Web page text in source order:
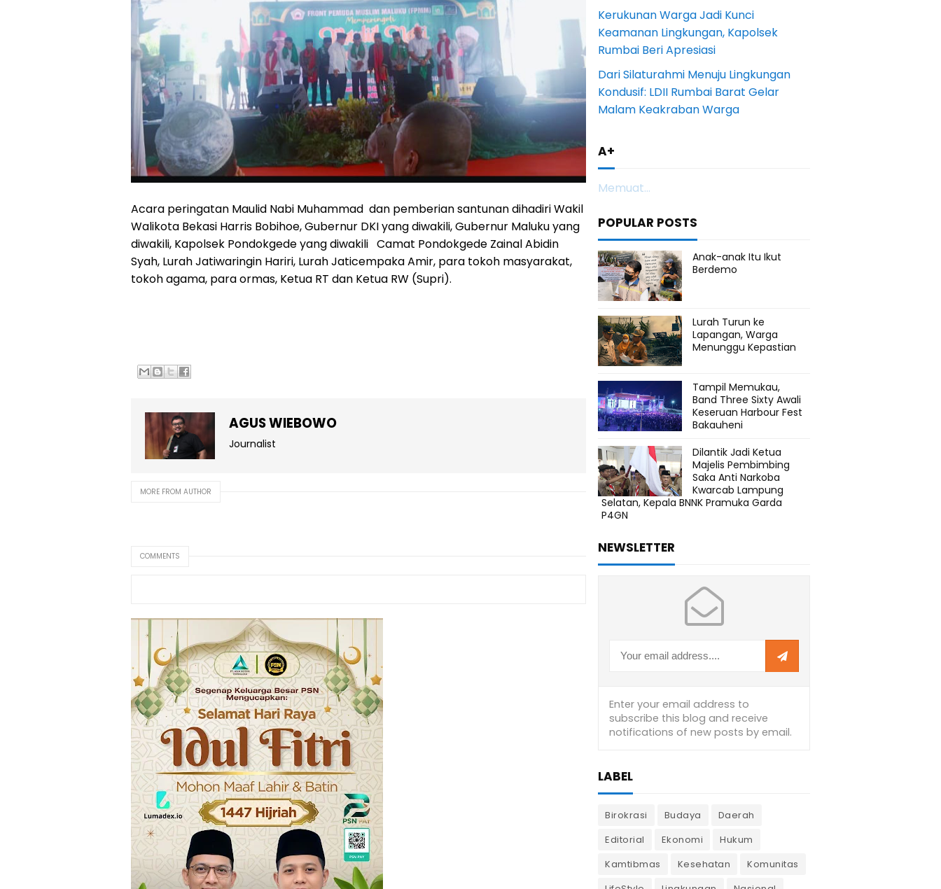
Acara peringatan Maulid Nabi Muhammad dan pemberian santunan dihadiri Wakil
Walikota Bekasi Harris Bobihoe, Gubernur DKI yang diwakili, Gubernur Maluku yang
diwakili, Kapolsek Pondokgede yang diwakili Camat Pondokgede Zainal Abidin
Syah, Lurah Jatiwaringin Hariri, Lurah Jaticempaka Amir, para tokoh masyarakat,
tokoh agama, para ormas, Ketua RT dan Ketua RW (Supri).
AGUS WIEBOWO
Journalist
MORE FROM AUTHOR
COMMENTS
Kerukunan Warga Jadi Kunci
Keamanan Lingkungan, Kapolsek
Rumbai Beri Apresiasi
Dari Silaturahmi Menuju Lingkungan
Kondusif: LDII Rumbai Barat Gelar
Malam Keakraban Warga
A+
Memuat...
POPULAR POSTS
Anak-anak Itu Ikut
Berdemo
Lurah Turun ke
Lapangan, Warga
Menunggu Kepastian
Tampil Memukau,
Band Three Sixty Awali
Keseruan Harbour Fest
Bakauheni
Dilantik Jadi Ketua
Majelis Pembimbing
Saka Anti Narkoba
Kwarcab Lampung
Selatan, Kepala BNNK Pramuka Garda
P4GN
NEWSLETTER
LABEL
Birokrasi Budaya
Daerah
Editorial
Ekonomi
Hukum
Kamtibmas
Kesehatan
Komunitas